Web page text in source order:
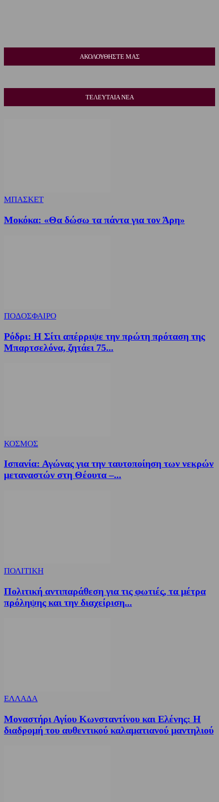
ΑΚΟΛΟΥΘΗΣΤΕ ΜΑΣ
ΤΕΛΕΥΤΑΙΑ ΝΕΑ
ΜΠΑΣΚΕΤ
Μοκόκα: «Θα δώσω τα πάντα για τον Άρη»
ΠΟΔΟΣΦΑΙΡΟ
Ρόδρι: Η Σίτι απέρριψε την πρώτη πρόταση της
Μπαρτσελόνα, ζητάει 75...
ΚΟΣΜΟΣ
Ισπανία: Αγώνας για την ταυτοποίηση των νεκρών
μεταναστών στη Θέουτα –...
ΠΟΛΙΤΙΚΗ
Πολιτική αντιπαράθεση για τις φωτιές, τα μέτρα
πρόληψης και την διαχείριση...
ΕΛΛΑΔΑ
Μοναστήρι Αγίου Κωνσταντίνου και Ελένης: Η
διαδρομή του αυθεντικού καλαματιανού μαντηλιού